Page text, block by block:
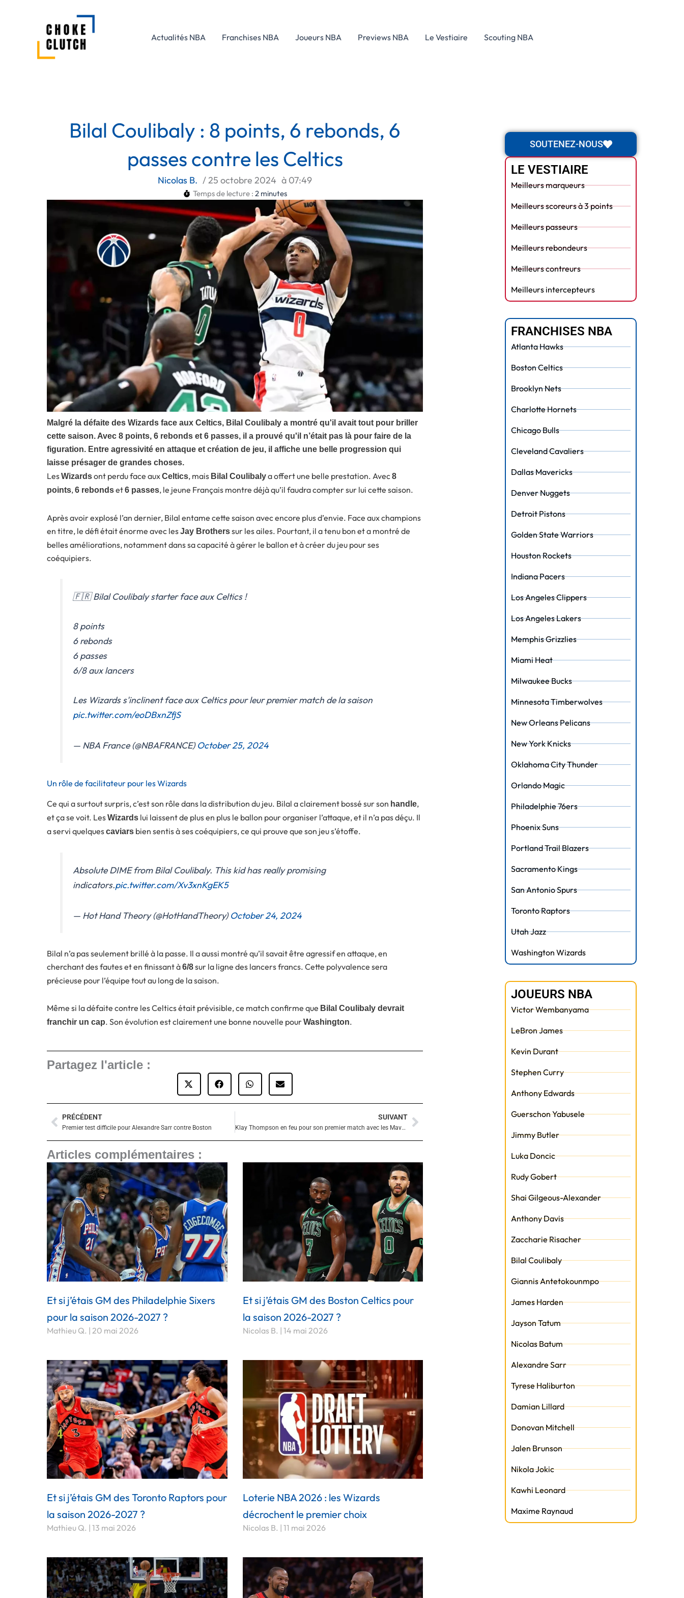
Actualités NBA Franchises NBA Joueurs NBA Previews NBA Le Vestiaire Scouting NBA
Bilal Coulibaly : 8 points, 6 rebonds, 6
passes contre les Celtics
Nicolas B. /25 octobre 2024 à 07:49
Temps de lecture : 2minutes
Malgré la défaite des Wizards face aux Celtics, Bilal Coulibaly a montré qu'il avait tout pour briller
cette saison. Avec 8 points, 6 rebonds et 6 passes, il a prouvé qu'il n’était pas là pour faire de la
figuration. Entre agressivité en attaque et création de jeu, il affiche une belle progression qui
laisse présager de grandes choses.
LesWizardsont perdu face auxCeltics, mais Bilal Coulibalya offert une belle prestation. Avec8
points,6 rebondset6 passes, le jeune Français montre déjà qu’il faudra compter sur lui cette saison.
Après avoir explosé l’an dernier, Bilal entame cette saison avec encore plus d’envie. Face aux champions
en titre, le défi était énorme avec lesJay Brotherssur les ailes. Pourtant, il a tenu bon et a montré de
belles améliorations, notamment dans sa capacité à gérer le ballon et à créer du jeu pour ses
coéquipiers.
🇫🇷 Bilal Coulibaly starter face aux Celtics !
8 points
6 rebonds
6 passes
6/8 aux lancers
Les Wizards s'inclinent face aux Celtics pour leur premier match de la saison
pic.twitter.com/eoDBxnZfjS
— NBA France (@NBAFRANCE)October 25, 2024
Un rôle de facilitateur pour les Wizards
Ce qui a surtout surpris, c’est son rôle dans la distribution du jeu. Bilal a clairement bossé sur son handle,
et ça se voit. LesWizards lui laissent de plus en plus le ballon pour organiser l’attaque, et il n’a pas déçu. Il
a servi quelquescaviars bien sentis à ses coéquipiers, ce qui prouve que son jeu s’étoffe.
Absolute DIME from Bilal Coulibaly. This kid has really promising
indicators.pic.twitter.com/Xv3xnKgEK5
— Hot Hand Theory (@HotHandTheory)October 24, 2024
Bilal n’a pas seulement brillé à la passe. Il a aussi montré qu’il savait être agressif en attaque, en
cherchant des fautes et en finissant à6/8sur la ligne des lancers francs. Cette polyvalence sera
précieuse pour l’équipe tout au long de la saison.
Même si la défaite contre les Celtics était prévisible, ce match confirme que Bilal Coulibaly devrait
franchir un cap. Son évolution est clairement une bonne nouvelle pourWashington.
Partagez l'article :
Précédent
PRÉCÉDENT
Premier test difficile pour Alexandre Sarr contre Boston
SUIVANT
Klay Thompson en feu pour son premier match avec les Mavericks Suivant
Articles complémentaires :
Et si j’étais GM des Philadelphie Sixers
pour la saison 2026-2027 ?
Mathieu Q. 20 mai 2026
Et si j’étais GM des Boston Celtics pour
la saison 2026-2027 ?
Nicolas B. 14 mai 2026
Et si j’étais GM des Toronto Raptors pour
la saison 2026-2027 ?
Mathieu Q. 13 mai 2026
Loterie NBA 2026 : les Wizards
décrochent le premier choix
Nicolas B. 11 mai 2026
SOUTENEZ-NOUS
LE VESTIAIRE
Meilleurs marqueurs
Meilleurs scoreurs à 3 points
Meilleurs passeurs
Meilleurs rebondeurs
Meilleurs contreurs
Meilleurs intercepteurs
FRANCHISES NBA
Atlanta Hawks
Boston Celtics
Brooklyn Nets
Charlotte Hornets
Chicago Bulls
Cleveland Cavaliers
Dallas Mavericks
Denver Nuggets
Detroit Pistons
Golden State Warriors
Houston Rockets
Indiana Pacers
Los Angeles Clippers
Los Angeles Lakers
Memphis Grizzlies
Miami Heat
Milwaukee Bucks
Minnesota Timberwolves
New Orleans Pelicans
New York Knicks
Oklahoma City Thunder
Orlando Magic
Philadelphie 76ers
Phoenix Suns
Portland Trail Blazers
Sacramento Kings
San Antonio Spurs
Toronto Raptors
Utah Jazz
Washington Wizards
JOUEURS NBA
Victor Wembanyama
LeBron James
Kevin Durant
Stephen Curry
Anthony Edwards
Guerschon Yabusele
Jimmy Butler
Luka Doncic
Rudy Gobert
Shai Gilgeous-Alexander
Anthony Davis
Zaccharie Risacher
Bilal Coulibaly
Giannis Antetokounmpo
James Harden
Jayson Tatum
Nicolas Batum
Alexandre Sarr
Tyrese Haliburton
Damian Lillard
Donovan Mitchell
Jalen Brunson
Nikola Jokic
Kawhi Leonard
Maxime Raynaud